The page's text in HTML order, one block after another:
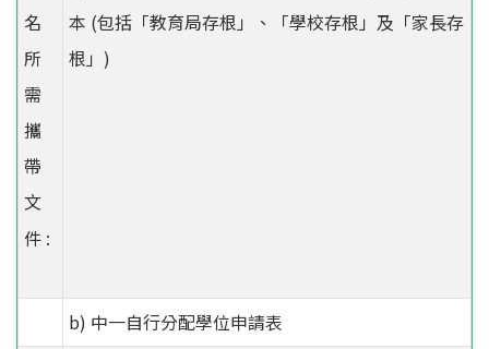
名
所
需
攜
帶
文
件 :
本 (包括「教育局存根」、「學校存根」及「家長存
根」)
b) 中一自行分配學位申請表